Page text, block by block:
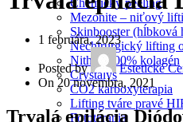
Chemický peeling
Mezonite – niťový
Skinbooster
Nechirurgický lifting
Nithya 100% kolagén
Crystalys
CO2 karboxyterapia
Lifting tváre pravé
Fototerapia
1 februára, 2023
Posted by
Estetické
On 20 novembra, 2021
Trvalá epilácia